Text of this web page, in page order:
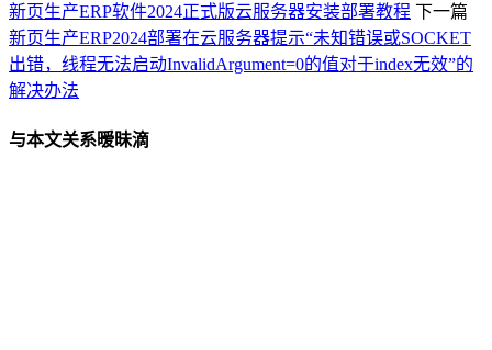
新页生产ERP软件2024正式版云服务器安装部署教程 下一篇
新页生产ERP2024部署在云服务器提示“未知错误或SOCKET
出错，线程无法启动InvalidArgument=0的值对于index无效”的
解决办法
与本文关系暧昧滴